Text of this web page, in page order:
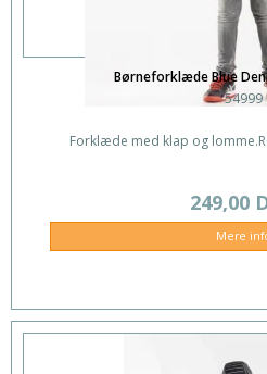
Børneforklæde Blue
54999
Forklæde med klap og
249,00
Mere